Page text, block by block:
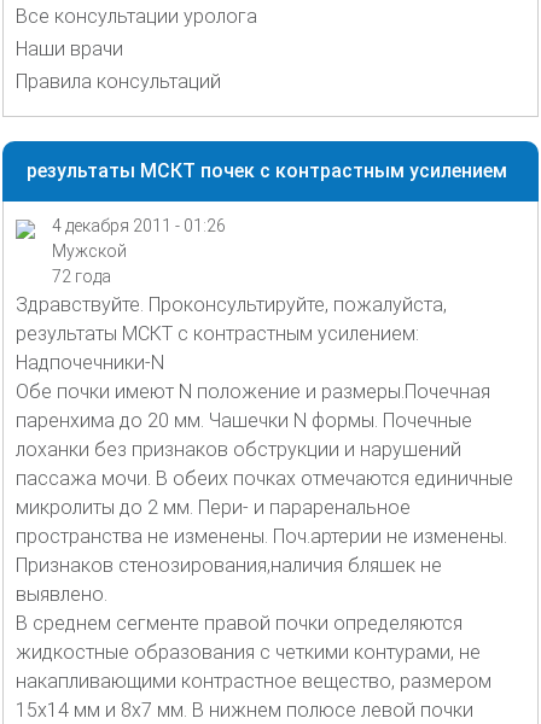
Все консультации уролога
Наши врачи
Правила консультаций
результаты МСКТ почек с контрастным усилением
4 декабря 2011 - 01:26
Мужской
72 года
Здравствуйте. Проконсультируйте, пожалуйста,
результаты МСКТ с контрастным усилением:
Надпочечники-N
Обе почки имеют N положение и размеры.Почечная
паренхима до 20 мм. Чашечки N формы. Почечные
лоханки без признаков обструкции и нарушений
пассажа мочи. В обеих почках отмечаются единичные
микролиты до 2 мм. Пери- и параренальное
пространства не изменены. Поч.артерии не изменены.
Признаков стенозирования,наличия бляшек не
выявлено.
В среднем сегменте правой почки определяются
жидкостные образования с четкими контурами, не
накапливающими контрастное вещество, размером
15х14 мм и 8х7 мм. В нижнем полюсе левой почки